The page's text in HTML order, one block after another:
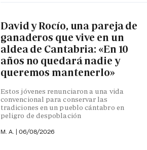
David y Rocío, una pareja de
ganaderos que vive en un
aldea de Cantabria: «En 10
años no quedará nadie y
queremos mantenerlo»
Estos jóvenes renunciaron a una vida
convencional para conservar las
tradiciones en un pueblo cántabro en
peligro de despoblación
M. A. | 06/08/2026